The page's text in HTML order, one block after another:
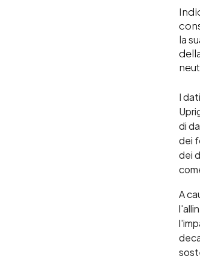
la
I
di
dei
dei
A